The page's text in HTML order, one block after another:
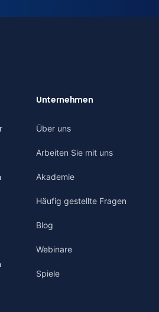
Unternehmen
Über uns
Arbeiten Sie mit uns
Akademie
Häufig gestellte Fragen
Blog
Webinare
Spiele